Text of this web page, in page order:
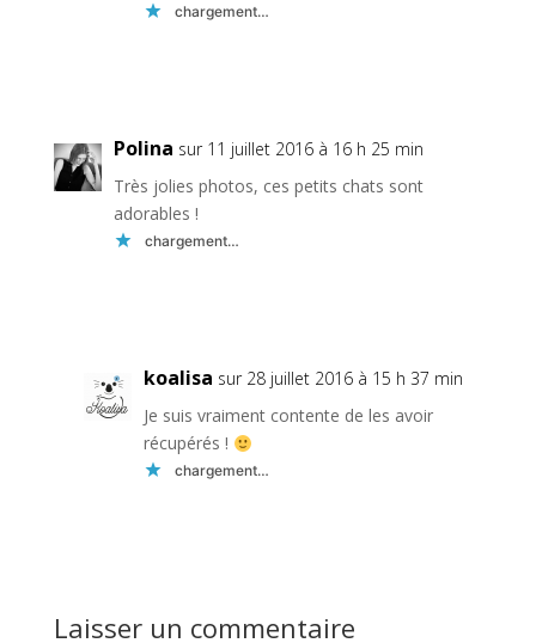
chargement…
Polina sur 11 juillet 2016 à 16 h 25 min
Très jolies photos, ces petits chats sont
adorables !
chargement…
koalisa sur 28 juillet 2016 à 15 h 37 min
Je suis vraiment contente de les avoir
récupérés !
chargement…
Laisser un commentaire